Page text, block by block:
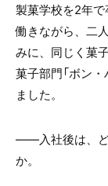
製菓学校を2年
働きながら、二
みに、同じく菓
菓子部門「ボン・
ました。
——入社後は、ど
か。